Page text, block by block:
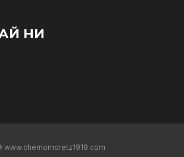
НИ
www.chernomoretz1919.com